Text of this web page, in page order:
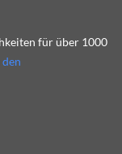
für über 1000
den